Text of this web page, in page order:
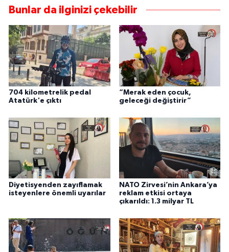
Bunlar da ilginizi çekebilir
704 kilometrelik pedal
Atatürk'e çıktı
“Merak eden çocuk,
geleceği değiştirir”
Diyetisyenden zayıflamak
isteyenlere önemli uyarılar
NATO Zirvesi’nin Ankara’ya
reklam etkisi ortaya
çıkarıldı: 1.3 milyar TL